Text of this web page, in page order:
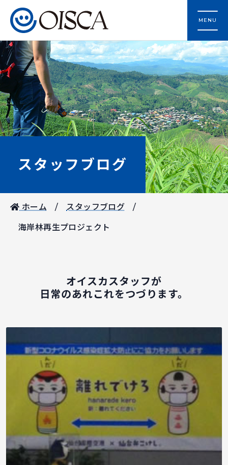
MENU
スタッフブログ
ホーム スタッフブログ
海岸林再生プロジェクト
オイスカスタッフが
日常のあれこれをつづります。